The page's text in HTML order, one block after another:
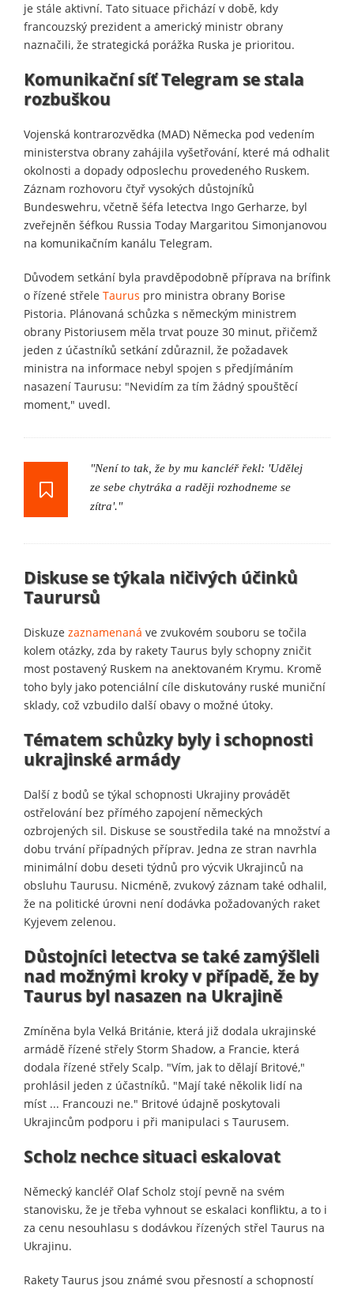
je stále aktivní. Tato situace přichází v době, kdy
francouzský prezident a americký ministr obrany
naznačili, že strategická porážka Ruska je prioritou.
Komunikační síť Telegram se stala
rozbuškou
Vojenská kontrarozvědka (MAD) Německa pod vedením
ministerstva obrany zahájila vyšetřování, které má odhalit
okolnosti a dopady odposlechu provedeného Ruskem.
Záznam rozhovoru čtyř vysokých důstojníků
Bundeswehru, včetně šéfa letectva Ingo Gerharze, byl
zveřejněn šéfkou Russia Today Margaritou Simonjanovou
na komunikačním kanálu Telegram.
Důvodem setkání byla pravděpodobně příprava na brífink
o řízené střele Taurus pro ministra obrany Borise
Pistoria. Plánovaná schůzka s německým ministrem
obrany Pistoriusem měla trvat pouze 30 minut, přičemž
jeden z účastníků setkání zdůraznil, že požadavek
ministra na informace nebyl spojen s předjímáním
nasazení Taurusu: "Nevidím za tím žádný spouštěcí
moment," uvedl.
"Není to tak, že by mu kancléř řekl: 'Udělej
ze sebe chytráka a raději rozhodneme se
zítra'."
Diskuse se týkala ničivých účinků
Taurursů
Diskuze zaznamenaná ve zvukovém souboru se točila
kolem otázky, zda by rakety Taurus byly schopny zničit
most postavený Ruskem na anektovaném Krymu. Kromě
toho byly jako potenciální cíle diskutovány ruské muniční
sklady, což vzbudilo další obavy o možné útoky.
Tématem schůzky byly i schopnosti
ukrajinské armády
Další z bodů se týkal schopnosti Ukrajiny provádět
ostřelování bez přímého zapojení německých
ozbrojených sil. Diskuse se soustředila také na množství a
dobu trvání případných příprav. Jedna ze stran navrhla
minimální dobu deseti týdnů pro výcvik Ukrajinců na
obsluhu Taurusu. Nicméně, zvukový záznam také odhalil,
že na politické úrovni není dodávka požadovaných raket
Kyjevem zelenou.
Důstojníci letectva se také zamýšleli
nad možnými kroky v případě, že by
Taurus byl nasazen na Ukrajině
Zmíněna byla Velká Británie, která již dodala ukrajinské
armádě řízené střely Storm Shadow, a Francie, která
dodala řízené střely Scalp. "Vím, jak to dělají Britové,"
prohlásil jeden z účastníků. "Mají také několik lidí na
míst ... Francouzi ne." Britové údajně poskytovali
Ukrajincům podporu i při manipulaci s Taurusem.
Scholz nechce situaci eskalovat
Německý kancléř Olaf Scholz stojí pevně na svém
stanovisku, že je třeba vyhnout se eskalaci konfliktu, a to i
za cenu nesouhlasu s dodávkou řízených střel Taurus na
Ukrajinu.
Rakety Taurus jsou známé svou přesností a schopností